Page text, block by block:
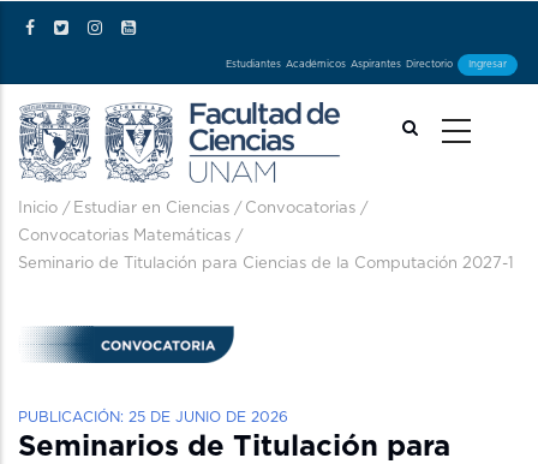
Ingresar
Directorio
Aspirantes
Académicos
Estudiantes
Ruta de navegación
Inicio / Estudiar en Ciencias / Convocatorias /
Convocatorias Matemáticas /
Seminario de Titulación para Ciencias de la Computación 2027-1
PUBLICACIÓN: 25 DE JUNIO DE 2026
Seminarios de Titulación para